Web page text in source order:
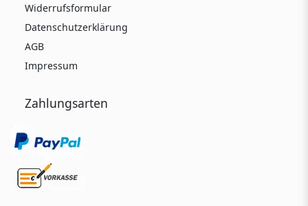
Widerrufsformular
Datenschutzerklärung
AGB
Impressum
Zahlungsarten